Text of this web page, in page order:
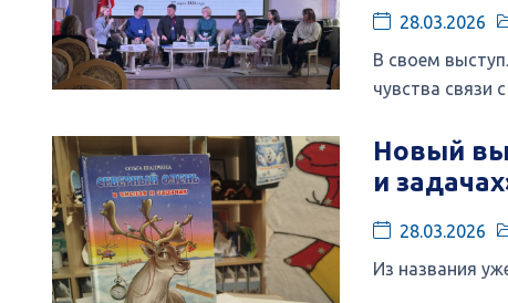
28.03.2026
В своем
чувства связи
Новый
и
28.03.2026
Из названия